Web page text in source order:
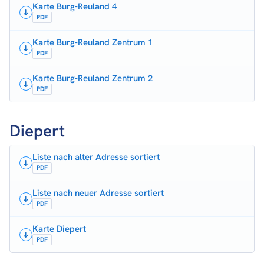
Karte Burg-Reuland 4
PDF
Karte Burg-Reuland Zentrum 1
PDF
Karte Burg-Reuland Zentrum 2
PDF
Diepert
Liste nach alter Adresse sortiert
PDF
Liste nach neuer Adresse sortiert
PDF
Karte Diepert
PDF